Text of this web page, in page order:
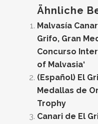
Ähnliche
Malvasía
Grifo, Gran
Concurso
of Malvasia‘
(Español) El
Medallas de
Trophy
Canari de El